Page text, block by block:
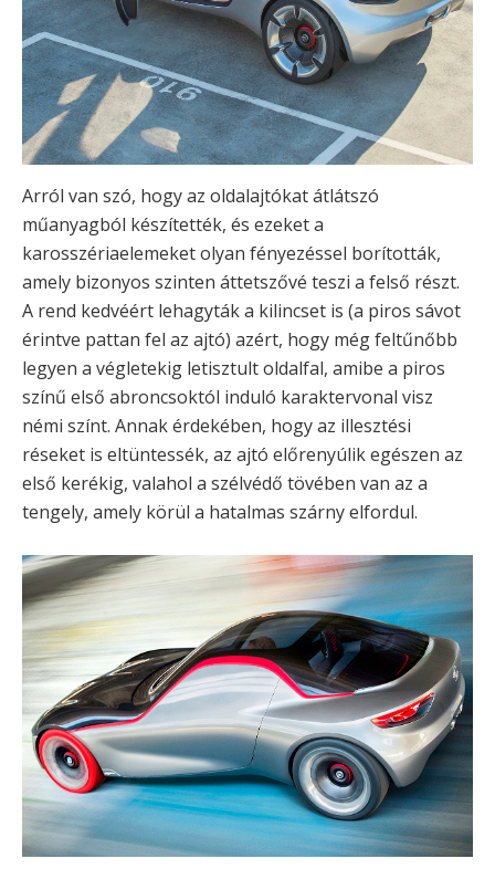
Arról van szó, hogy az oldalajtókat átlátszó
műanyagból készítették, és ezeket a
karosszériaelemeket olyan fényezéssel borították,
amely bizonyos szinten áttetszővé teszi a felső részt.
A rend kedvéért lehagyták a kilincset is (a piros sávot
érintve pattan fel az ajtó) azért, hogy még feltűnőbb
legyen a végletekig letisztult oldalfal, amibe a piros
színű első abroncsoktól induló karaktervonal visz
némi színt. Annak érdekében, hogy az illesztési
réseket is eltüntessék, az ajtó előrenyúlik egészen az
első kerékig, valahol a szélvédő tövében van az a
tengely, amely körül a hatalmas szárny elfordul.